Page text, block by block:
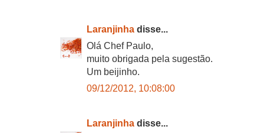
Laranjinha disse...
Olá Chef Paulo,
muito obrigada pela sugestão.
Um beijinho.
09/12/2012, 10:08:00
Laranjinha disse...